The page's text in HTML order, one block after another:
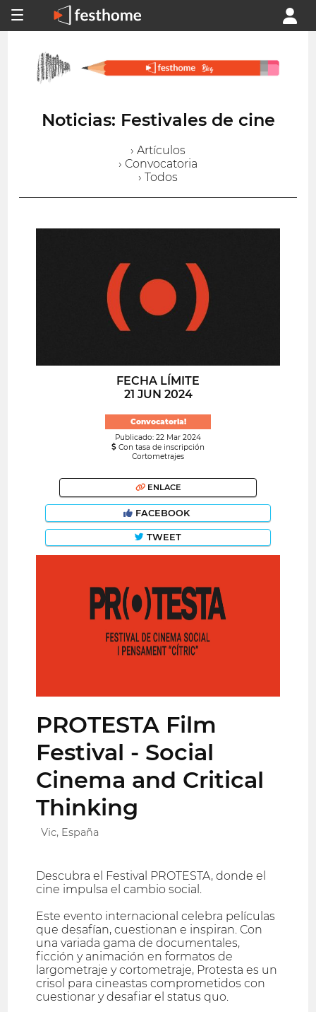
Noticias: Festivales de cine
› Artículos
› Convocatoria
› Todos
FECHA LÍMITE
21 JUN 2024
Convocatoria!
Publicado: 22 Mar 2024
Con tasa de inscripción
Cortometrajes
ENLACE
FACEBOOK
TWEET
PROTESTA Film
Festival - Social
Cinema and Critical
Thinking
Vic, España
Descubra el Festival PROTESTA, donde el
cine impulsa el cambio social.
Este evento internacional celebra películas
que desafían, cuestionan e inspiran. Con
una variada gama de documentales,
ficción y animación en formatos de
largometraje y cortometraje, Protesta es un
crisol para cineastas comprometidos con
cuestionar y desafiar el status quo.